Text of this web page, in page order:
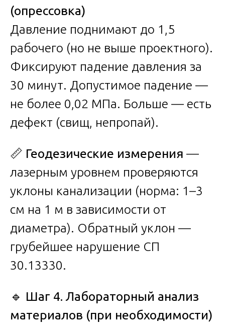
(опрессовка)
Давление поднимают до 1,5
рабочего (но не выше проектного).
Фиксируют падение давления за
30 минут. Допустимое падение —
не более 0,02 МПа. Больше — есть
дефект (свищ, непропай).
📏 Геодезические измерения —
лазерным уровнем проверяются
уклоны канализации (норма: 1–3
см на 1 м в зависимости от
диаметра). Обратный уклон —
грубейшее нарушение СП
30.13330.
🔹 Шаг 4. Лабораторный анализ
материалов (при необходимости)